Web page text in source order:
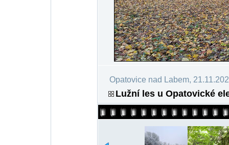
Opatovice nad Labem,
Lužní les u Opatovické